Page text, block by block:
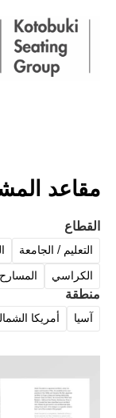
مقاعد
القطاع
التعليم / الجامعة
الكراسي
منطقة
آسيا أمريكا